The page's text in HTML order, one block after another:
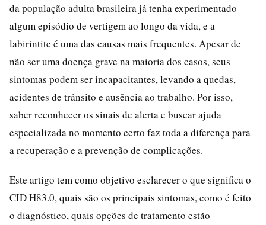
da população adulta brasileira já tenha experimentado
algum episódio de vertigem ao longo da vida, e a
labirintite é uma das causas mais frequentes. Apesar de
não ser uma doença grave na maioria dos casos, seus
sintomas podem ser incapacitantes, levando a quedas,
acidentes de trânsito e ausência ao trabalho. Por isso,
saber reconhecer os sinais de alerta e buscar ajuda
especializada no momento certo faz toda a diferença para
a recuperação e a prevenção de complicações.
Este artigo tem como objetivo esclarecer o que significa o
CID H83.0, quais são os principais sintomas, como é feito
o diagnóstico, quais opções de tratamento estão